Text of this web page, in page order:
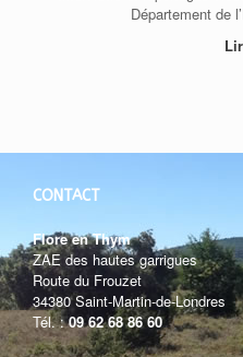
Département de
CONTACT
Flore en Thym
ZAE des hautes garrigues
Route du Frouzet
34380 Saint-Martin-de-Londres
Tél. :09 62 68 86 60